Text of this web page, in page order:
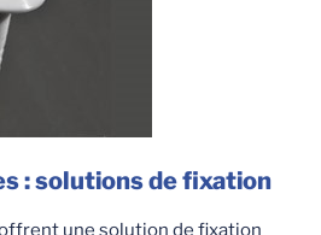
: solutions de fixation
une solution de fixation